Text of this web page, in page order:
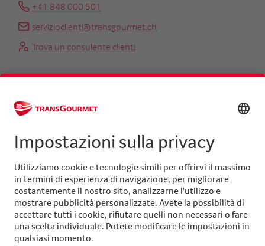
+41 848 000 501
servizioclienti@transgourmet.ch
Trova un consulente clienti
info@transgourmet.ch
Select
your
language
Seguiteci su